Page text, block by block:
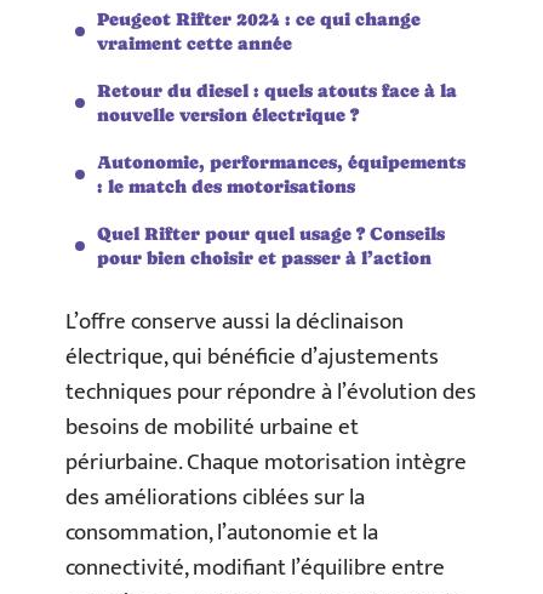
Peugeot Rifter 2024 : ce qui change
vraiment cette année
Retour du diesel : quels atouts face à la
nouvelle version électrique ?
Autonomie, performances, équipements
: le match des motorisations
Quel Rifter pour quel usage ? Conseils
pour bien choisir et passer à l’action
L’offre conserve aussi la déclinaison
électrique, qui bénéficie d’ajustements
techniques pour répondre à l’évolution des
besoins de mobilité urbaine et
périurbaine. Chaque motorisation intègre
des améliorations ciblées sur la
consommation, l’autonomie et la
connectivité, modifiant l’équilibre entre